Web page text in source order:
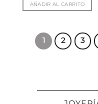
AÑADIR AL CARRITO
1 2 3